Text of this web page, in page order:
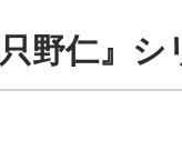
野仁』